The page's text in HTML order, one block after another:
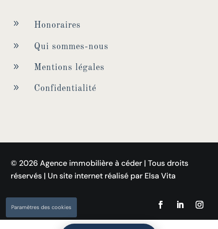
Paramètres des cookies
9 Honoraires
9 Qui sommes-nous
9 Mentions légales
9 Confidentialité
© 2026 Agence immobilière à céder | Tous droits
réservés | Un site internet réalisé par Elsa Vita